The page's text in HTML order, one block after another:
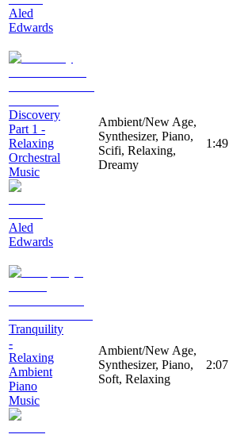
Aled
Edwards
Discovery
Part 1 -
Relaxing
Orchestral
Music
Aled
Edwards
Ambient/New Age,
Synthesizer, Piano,
Scifi, Relaxing,
Dreamy
1:49
Tranquility
-
Relaxing
Ambient
Piano
Music
Ambient/New Age,
Synthesizer, Piano,
Soft, Relaxing
2:07